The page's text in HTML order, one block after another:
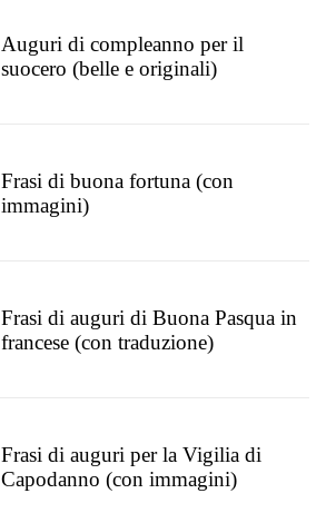
Auguri di compleanno per il
suocero (belle e originali)
Frasi di buona fortuna (con
immagini)
Frasi di auguri di Buona Pasqua in
francese (con traduzione)
Frasi di auguri per la Vigilia di
Capodanno (con immagini)